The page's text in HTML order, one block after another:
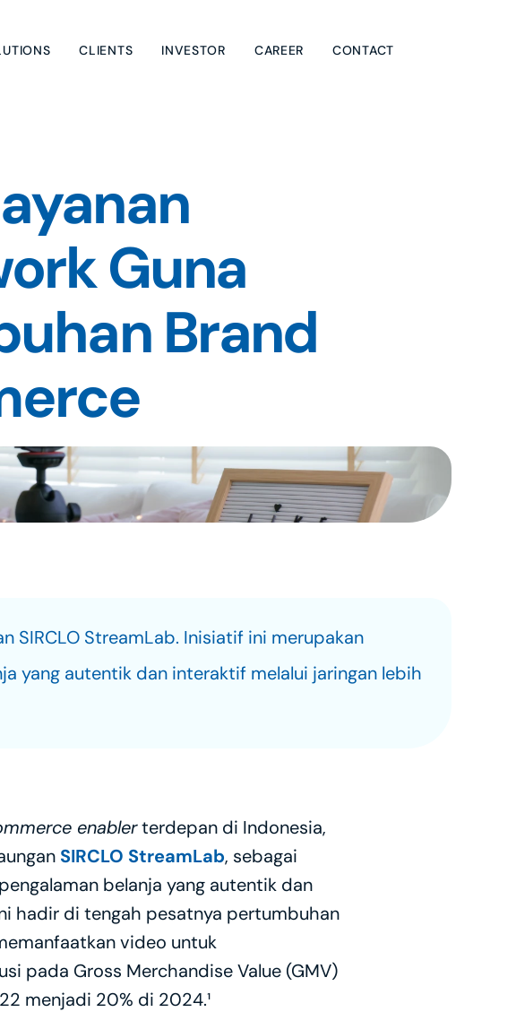
CLIENTS INVESTOR CAREER CONTACT
Guna
Brand
SIRCLO StreamLab. Inisiatif ini merupakan
yang autentik dan interaktif melalui jaringan lebih
enabler terdepan di Indonesia,
SIRCLO StreamLab, sebagai
belanja yang autentik dan
hadir di tengah pesatnya pertumbuhan
video untuk
pada Gross Merchandise Value (GMV)
menjadi 20% di 2024.¹